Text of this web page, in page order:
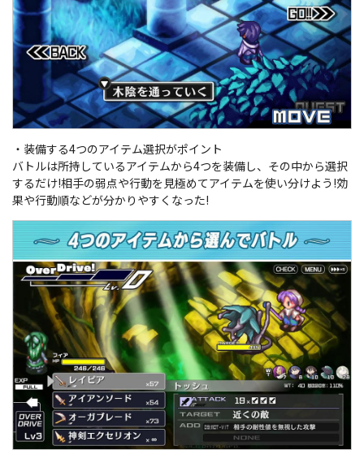
・装備する4つのアイテム選択がポイント
バトルは所持しているアイテムから4つを装備し、その中から選択
するだけ!相手の弱点や行動を見極めてアイテムを使い分けよう!効
果や行動順などが分かりやすくなった!